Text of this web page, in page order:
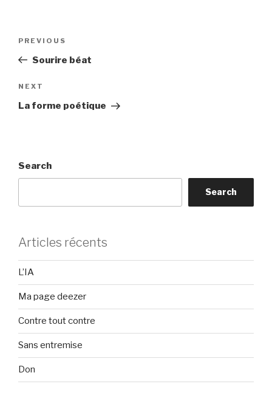
Previous
Post
PREVIOUS
Sourire béat
Next
Post
NEXT
La forme poétique
Search
Search
Articles récents
L’IA
Ma page deezer
Contre tout contre
Sans entremise
Don